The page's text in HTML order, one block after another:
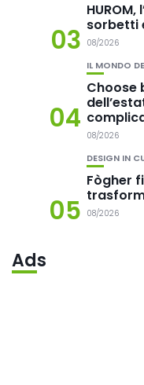
03 sorbetti
08/2026
04
IL MONDO
Choose
08/2026
05
DESIGN IN
Fògher
08/2026
Ads